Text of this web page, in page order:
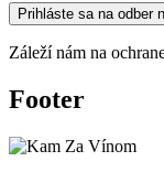
Prihláste sa na odber
Záleží nám na
Footer